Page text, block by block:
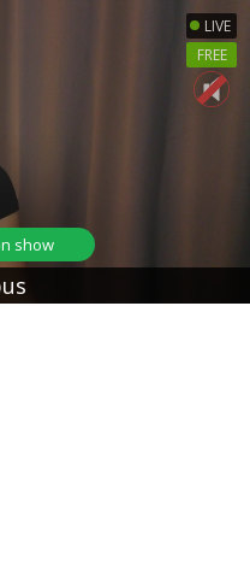
LIVE
FREE
show